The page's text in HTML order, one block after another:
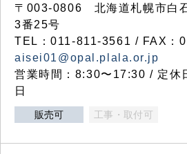
〒003-0806 北海道札幌市白
3番25号
TEL：011-811-3561 / FAX：
aisei01@opal.plala.or.jp
営業時間：8:30〜17:30 / 定休
日
販売可 工事・取付可